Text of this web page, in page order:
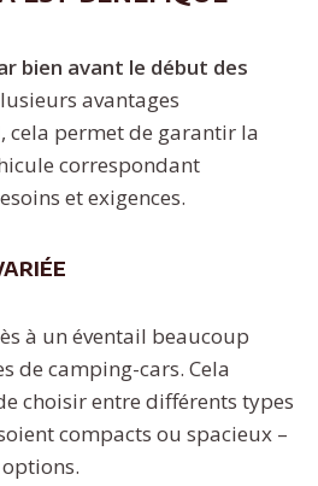
bien avant le début des
avantages
cela permet de garantir la
correspondant
et exigences.
à un éventail beaucoup
de camping-cars. Cela
choisir entre différents types
compacts ou spacieux –